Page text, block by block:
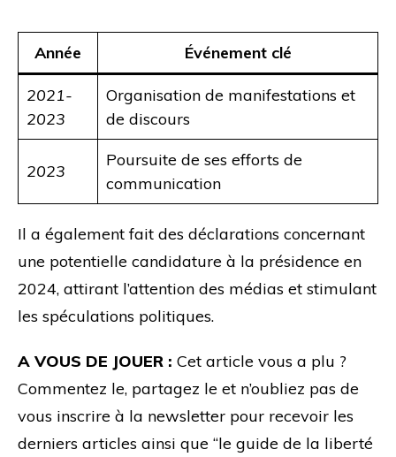
Année Événement clé
2021-
2023
Organisation de manifestations et
de discours
2023
Poursuite de ses efforts de
communication
Il a également fait des déclarations concernant
une potentielle candidature à la présidence en
2024, attirant l’attention des médias et stimulant
les spéculations politiques.
A VOUS DE JOUER : Cet article vous a plu ?
Commentez le, partagez le et n’oubliez pas de
vous inscrire à la newsletter pour recevoir les
derniers articles ainsi que “le guide de la liberté